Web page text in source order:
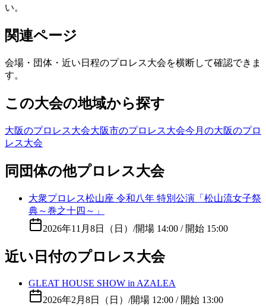
い。
関連ページ
会場・団体・近い日程のプロレス大会を横断して確認できま
す。
この大会の地域から探す
大阪のプロレス大会大阪市のプロレス大会今月の大阪のプロ
レス大会
同団体の他プロレス大会
大衆プロレス松山座 令和八年 特別公演「松山流女子祭
典～巻之十四～」
2026年11月8日（日） /開場 14:00 / 開始 15:00
近い日付のプロレス大会
GLEAT HOUSE SHOW in AZALEA
2026年2月8日（日） /開場 12:00 / 開始 13:00